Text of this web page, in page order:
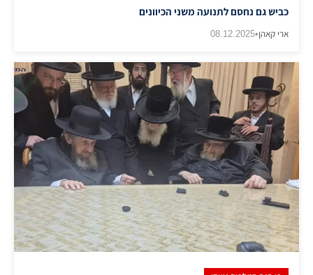
כביש גם נחסם לתנועה משני הכיוונים
ארי קאהן•
08.12.2025